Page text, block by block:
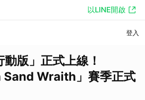
以LINE開啟
登入
動版」正式上線！
Sand Wraith」賽季正式